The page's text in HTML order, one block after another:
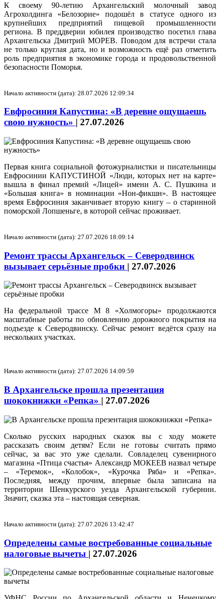
К своему 90-летию Архангельский молочный завод
Агрохолдинга «Белозорие» подошёл в статусе одного из
крупнейших предприятий пищевой промышленности
региона. В преддверии юбилея производство посетил глава
Архангельска Дмитрий МОРЕВ. Поводом для встречи стала
не только круглая дата, но и возможность ещё раз отметить
роль предприятия в экономике города и продовольственной
безопасности Поморья.
Начало активности (дата): 28.07.2026 12:09:34
Евфросиния Капустина: «В деревне ощущаешь
свою нужность» | 27.07.2026
Первая книга социальной фотожурналистки и писательницы
Евфросинии КАПУСТИНОЙ «Люди, которых нет на карте»
вышла в финал премий «Лицей» имени А. С. Пушкина и
«Большая книга» в номинации «Нон-фикшн». В настоящее
время Евфросиния заканчивает вторую книгу – о старинной
поморской Лопшеньге, в которой сейчас проживает.
Начало активности (дата): 27.07.2026 18:09:14
Ремонт трассы Архангельск – Северодвинск
вызывает серьёзные пробки | 27.07.2026
На федеральной трассе М 8 «Холмогоры» продолжаются
масштабные работы по обновлению дорожного покрытия на
подъезде к Северодвинску. Сейчас ремонт ведётся сразу на
нескольких участках.
Начало активности (дата): 27.07.2026 14:09:59
В Архангельске прошла презентация
шококнижки «Репка» | 27.07.2026
Сколько русских народных сказок вы с ходу можете
рассказать своим детям? Если не готовы считать прямо
сейчас, за вас это уже сделали. Совладелец сувенирного
магазина «Птица счастья» Александр МОКЕЕВ назвал четыре
– «Теремок», «Колобок», «Курочка Ряба» и «Репка».
Последняя, между прочим, впервые была записана на
территории Шенкурского уезда Архангельской губернии.
Значит, сказка эта – настоящая северная.
Начало активности (дата): 27.07.2026 13:42:47
Определены самые востребованные социальные
налоговые вычеты | 27.07.2026